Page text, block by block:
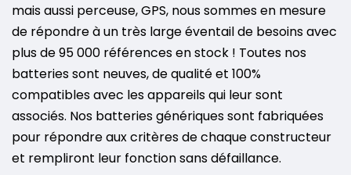
mais aussi perceuse, GPS, nous sommes en mesure
de répondre à un très large éventail de besoins avec
plus de 95 000 références en stock ! Toutes nos
batteries sont neuves, de qualité et 100%
compatibles avec les appareils qui leur sont
associés. Nos batteries génériques sont fabriquées
pour répondre aux critères de chaque constructeur
et rempliront leur fonction sans défaillance.